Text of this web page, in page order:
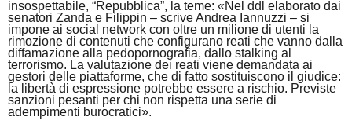
insospettabile, “Repubblica”, la teme: «Nel ddl elaborato dai
senatori Zanda e Filippin – scrive Andrea Iannuzzi – si
impone ai social network con oltre un milione di utenti la
rimozione di contenuti che configurano reati che vanno dalla
diffamazione alla pedopornografia, dallo stalking al
terrorismo. La valutazione dei reati viene demandata ai
gestori delle piattaforme, che di fatto sostituiscono il giudice:
la libertà di espressione potrebbe essere a rischio. Previste
sanzioni pesanti per chi non rispetta una serie di
adempimenti burocratici».